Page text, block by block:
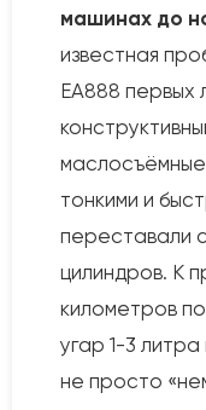
машинах до
известная
EA888 первых
маслосъёмные
тонкими и
переставали
цилиндров. К
километров
угар 1-3
не просто